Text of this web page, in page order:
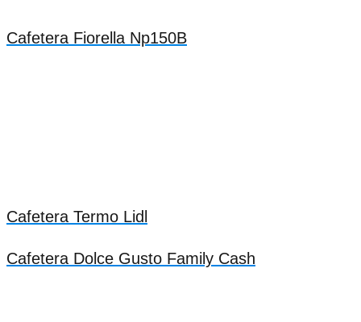
Cafetera Fiorella Np150B
Cafetera Termo Lidl
Cafetera Dolce Gusto Family Cash